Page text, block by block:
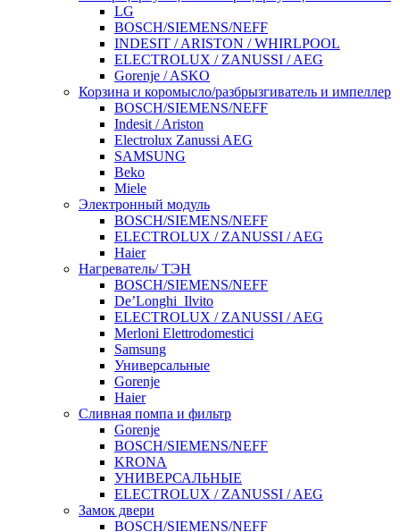
LG
BOSCH/SIEMENS/NEFF
INDESIT / ARISTON / WHIRLPOOL
ELECTROLUX / ZANUSSI / AEG
Gorenje / ASKO
Корзина и коромысло/разбрызгиватель и импеллер
BOSCH/SIEMENS/NEFF
Indesit / Ariston
Electrolux Zanussi AEG
SAMSUNG
Beko
Miele
Электронный модуль
BOSCH/SIEMENS/NEFF
ELECTROLUX / ZANUSSI / AEG
Haier
Нагреватель/ ТЭН
BOSCH/SIEMENS/NEFF
De’Longhi_Ilvito
ELECTROLUX / ZANUSSI / AEG
Merloni Elettrodomestici
Samsung
Универсальные
Gorenje
Haier
Сливная помпа и фильтр
Gorenje
BOSCH/SIEMENS/NEFF
KRONA
УНИВЕРСАЛЬНЫЕ
ELECTROLUX / ZANUSSI / AEG
Замок двери
BOSCH/SIEMENS/NEFF